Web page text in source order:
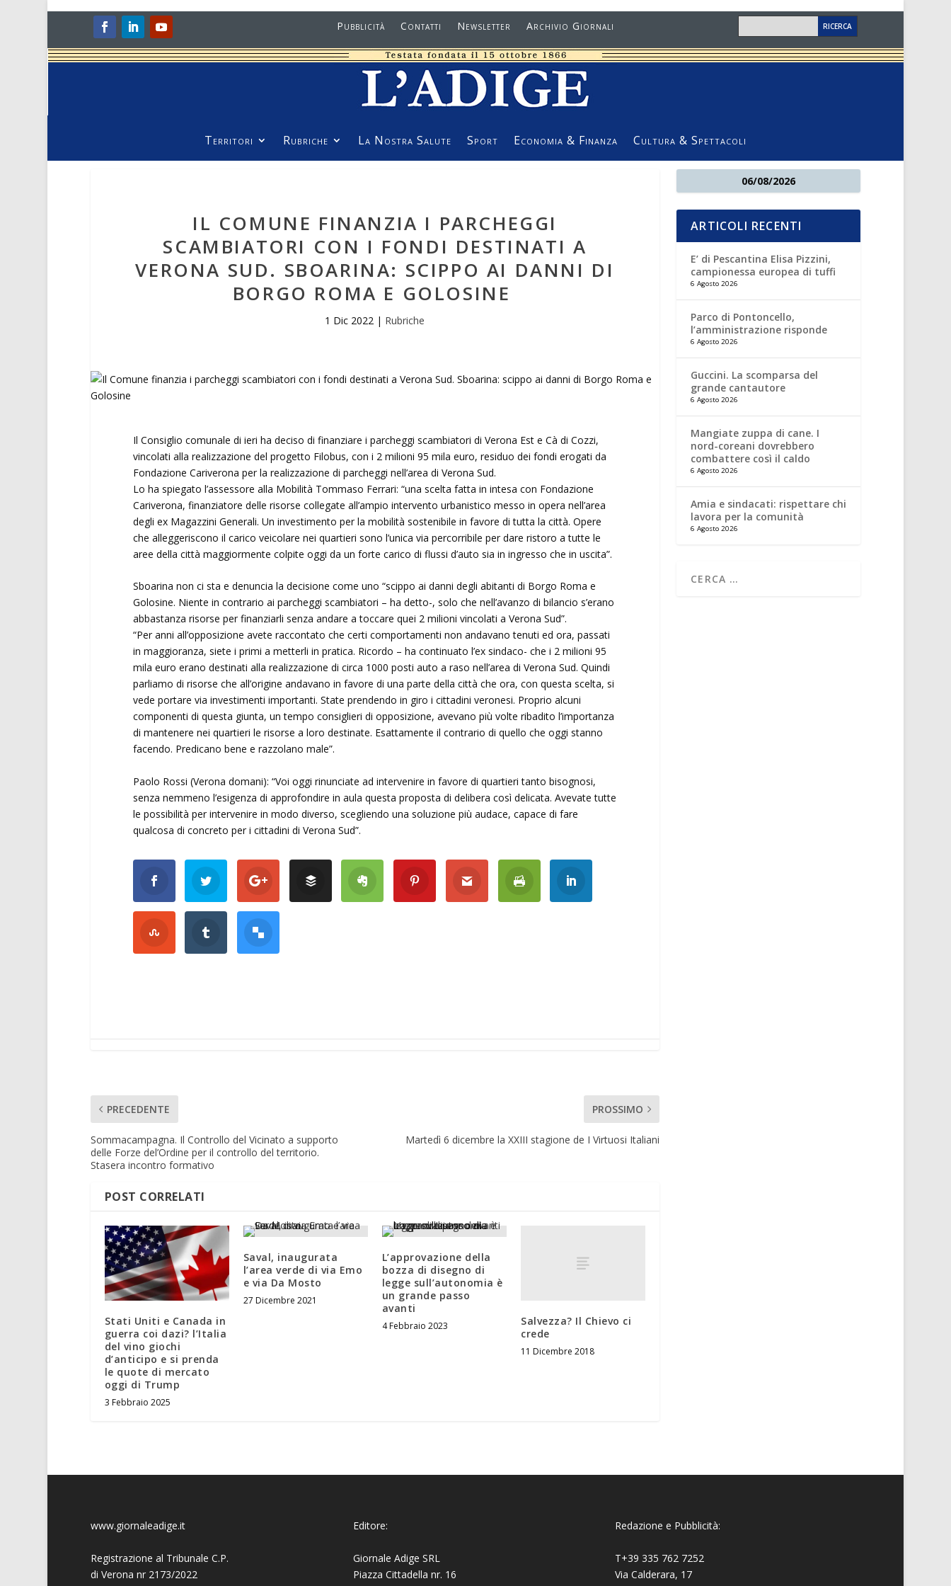
Pubblicità Contatti Newsletter Archivio Giornali
Territori Rubriche La Nostra Salute Sport Economia & Finanza Cultura & Spettacoli
IL COMUNE FINANZIA I PARCHEGGI
SCAMBIATORI CON I FONDI DESTINATI A
VERONA SUD. SBOARINA: SCIPPO AI DANNI DI
BORGO ROMA E GOLOSINE
1 Dic 2022 | Rubriche
Il Consiglio comunale di ieri ha deciso di finanziare i parcheggi scambiatori di Verona Est e Cà di Cozzi,
vincolati alla realizzazione del progetto Filobus, con i 2 milioni 95 mila euro, residuo dei fondi erogati da
Fondazione Cariverona per la realizzazione di parcheggi nell’area di Verona Sud.
Lo ha spiegato l’assessore alla Mobilità Tommaso Ferrari: “una scelta fatta in intesa con Fondazione
Cariverona, finanziatore delle risorse collegate all’ampio intervento urbanistico messo in opera nell’area
degli ex Magazzini Generali. Un investimento per la mobilità sostenibile in favore di tutta la città. Opere
che alleggeriscono il carico veicolare nei quartieri sono l’unica via percorribile per dare ristoro a tutte le
aree della città maggiormente colpite oggi da un forte carico di flussi d’auto sia in ingresso che in uscita”.
Sboarina non ci sta e denuncia la decisione come uno “scippo ai danni degli abitanti di Borgo Roma e
Golosine. Niente in contrario ai parcheggi scambiatori – ha detto-, solo che nell’avanzo di bilancio s’erano
abbastanza risorse per finanziarli senza andare a toccare quei 2 milioni vincolati a Verona Sud”.
“Per anni all’opposizione avete raccontato che certi comportamenti non andavano tenuti ed ora, passati
in maggioranza, siete i primi a metterli in pratica. Ricordo – ha continuato l’ex sindaco- che i 2 milioni 95
mila euro erano destinati alla realizzazione di circa 1000 posti auto a raso nell’area di Verona Sud. Quindi
parliamo di risorse che all’origine andavano in favore di una parte della città che ora, con questa scelta, si
vede portare via investimenti importanti. State prendendo in giro i cittadini veronesi. Proprio alcuni
componenti di questa giunta, un tempo consiglieri di opposizione, avevano più volte ribadito l’importanza
di mantenere nei quartieri le risorse a loro destinate. Esattamente il contrario di quello che oggi stanno
facendo. Predicano bene e razzolano male”.
Paolo Rossi (Verona domani): “Voi oggi rinunciate ad intervenire in favore di quartieri tanto bisognosi,
senza nemmeno l’esigenza di approfondire in aula questa proposta di delibera così delicata. Avevate tutte
le possibilità per intervenire in modo diverso, scegliendo una soluzione più audace, capace di fare
qualcosa di concreto per i cittadini di Verona Sud”.
PRECEDENTE
Sommacampagna. Il Controllo del Vicinato a supporto
delle Forze del’Ordine per il controllo del territorio.
Stasera incontro formativo
PROSSIMO
Martedì 6 dicembre la XXIII stagione de I Virtuosi Italiani
POST CORRELATI
Stati Uniti e Canada in
guerra coi dazi? l’Italia
del vino giochi
d’anticipo e si prenda
le quote di mercato
oggi di Trump
3 Febbraio 2025
Saval, inaugurata
l’area verde di via Emo
e via Da Mosto
27 Dicembre 2021
L’approvazione della
bozza di disegno di
legge sull’autonomia è
un grande passo
avanti
4 Febbraio 2023
Salvezza? Il Chievo ci
crede
11 Dicembre 2018
06/08/2026
ARTICOLI RECENTI
E’ di Pescantina Elisa Pizzini,
campionessa europea di tuffi
6 Agosto 2026
Parco di Pontoncello,
l’amministrazione risponde
6 Agosto 2026
Guccini. La scomparsa del
grande cantautore
6 Agosto 2026
Mangiate zuppa di cane. I
nord-coreani dovrebbero
combattere così il caldo
6 Agosto 2026
Amia e sindacati: rispettare chi
lavora per la comunità
6 Agosto 2026
www.giornaleadige.it
Registrazione al Tribunale C.P.
di Verona nr 2173/2022
Editore:
Giornale Adige SRL
Piazza Cittadella nr. 16
Redazione e Pubblicità:
T+39 335 762 7252
Via Calderara, 17